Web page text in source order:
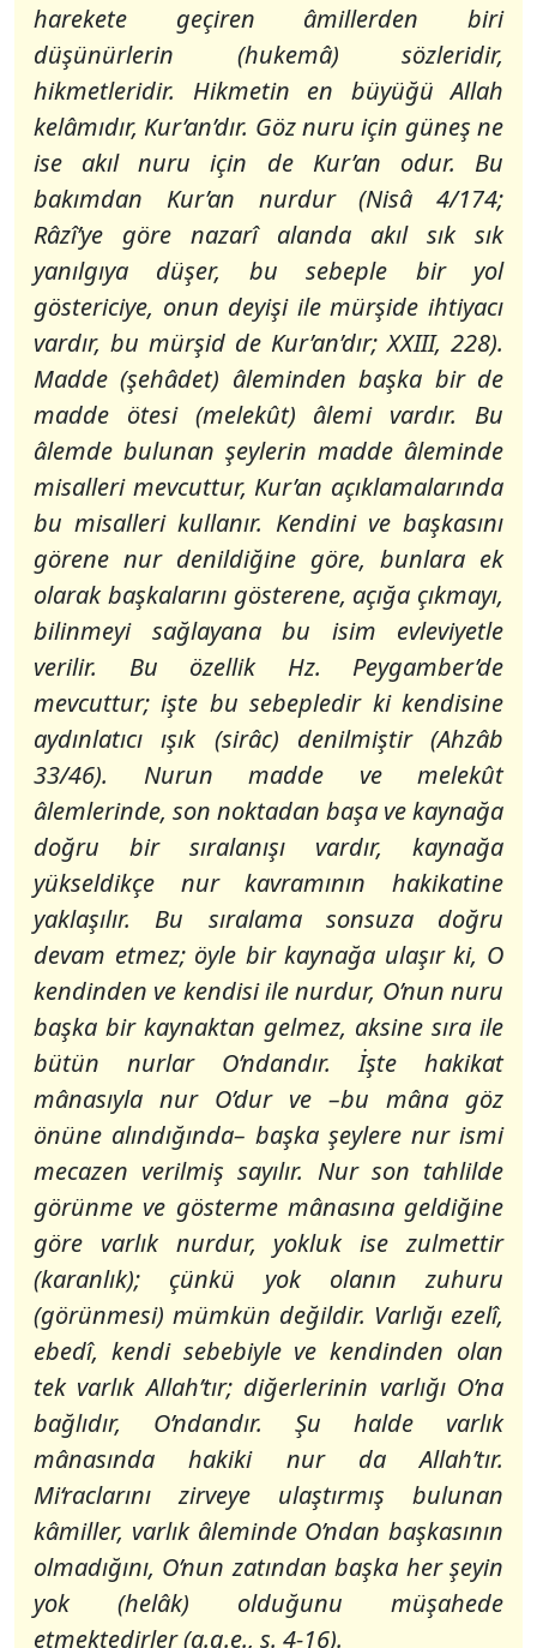
harekete geçiren âmillerden biri
düşünürlerin (hukemâ) sözleridir,
hikmetleridir. Hikmetin en büyüğü Allah
kelâmıdır, Kur’an’dır. Göz nuru için güneş ne
ise akıl nuru için de Kur’an odur. Bu
bakımdan Kur’an nurdur (Nisâ 4/174;
Râzî’ye göre nazarî alanda akıl sık sık
yanılgıya düşer, bu sebeple bir yol
göstericiye, onun deyişi ile mürşide ihtiyacı
vardır, bu mürşid de Kur’an’dır; XXIII, 228).
Madde (şehâdet) âleminden başka bir de
madde ötesi (melekût) âlemi vardır. Bu
âlemde bulunan şeylerin madde âleminde
misalleri mevcuttur, Kur’an açıklamalarında
bu misalleri kullanır. Kendini ve başkasını
görene nur denildiğine göre, bunlara ek
olarak başkalarını gösterene, açığa çıkmayı,
bilinmeyi sağlayana bu isim evleviyetle
verilir. Bu özellik Hz. Peygamber’de
mevcuttur; işte bu sebepledir ki kendisine
aydınlatıcı ışık (sirâc) denilmiştir (Ahzâb
33/46). Nurun madde ve melekût
âlemlerinde, son noktadan başa ve kaynağa
doğru bir sıralanışı vardır, kaynağa
yükseldikçe nur kavramının hakikatine
yaklaşılır. Bu sıralama sonsuza doğru
devam etmez; öyle bir kaynağa ulaşır ki, O
kendinden ve kendisi ile nurdur, O’nun nuru
başka bir kaynaktan gelmez, aksine sıra ile
bütün nurlar O’ndandır. İşte hakikat
mânasıyla nur O’dur ve –bu mâna göz
önüne alındığında– başka şeylere nur ismi
mecazen verilmiş sayılır. Nur son tahlilde
görünme ve gösterme mânasına geldiğine
göre varlık nurdur, yokluk ise zulmettir
(karanlık); çünkü yok olanın zuhuru
(görünmesi) mümkün değildir. Varlığı ezelî,
ebedî, kendi sebebiyle ve kendinden olan
tek varlık Allah’tır; diğerlerinin varlığı O’na
bağlıdır, O’ndandır. Şu halde varlık
mânasında hakiki nur da Allah’tır.
Mi‘raclarını zirveye ulaştırmış bulunan
kâmiller, varlık âleminde O’ndan başkasının
olmadığını, O’nun zatından başka her şeyin
yok (helâk) olduğunu müşahede
etmektedirler (a.g.e., s. 4-16).